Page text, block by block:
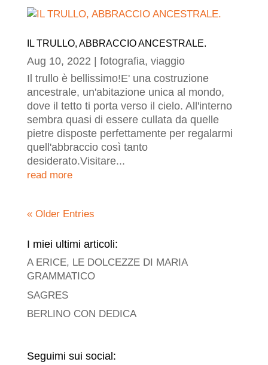
IL TRULLO, ABBRACCIO ANCESTRALE.
Aug 10, 2022 fotografia, viaggio
Il trullo è bellissimo!E' una costruzione
ancestrale, un'abitazione unica al mondo,
dove il tetto ti porta verso il cielo. All'interno
sembra quasi di essere cullata da quelle
pietre disposte perfettamente per regalarmi
quell'abbraccio così tanto
desiderato.Visitare...
read more
« Older Entries
I miei ultimi articoli:
A ERICE, LE DOLCEZZE DI MARIA
GRAMMATICO
SAGRES
BERLINO CON DEDICA
Seguimi sui social: